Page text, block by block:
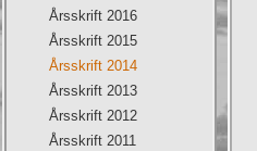
Årsskrift 2016
Årsskrift 2015
Årsskrift 2014
Årsskrift 2013
Årsskrift 2012
Årsskrift 2011